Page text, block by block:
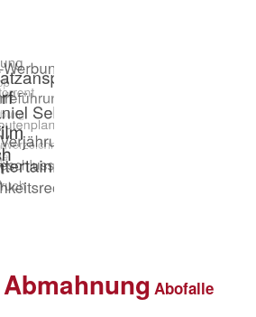
Abmahnung Abofalle